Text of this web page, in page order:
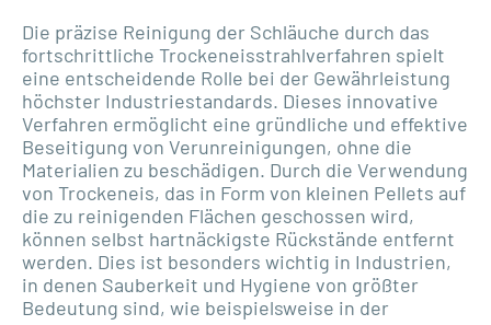
Die präzise Reinigung der Schläuche durch das
fortschrittliche Trockeneisstrahlverfahren spielt
eine entscheidende Rolle bei der Gewährleistung
höchster Industriestandards. Dieses innovative
Verfahren ermöglicht eine gründliche und effektive
Beseitigung von Verunreinigungen, ohne die
Materialien zu beschädigen. Durch die Verwendung
von Trockeneis, das in Form von kleinen Pellets auf
die zu reinigenden Flächen geschossen wird,
können selbst hartnäckigste Rückstände entfernt
werden. Dies ist besonders wichtig in Industrien,
in denen Sauberkeit und Hygiene von größter
Bedeutung sind, wie beispielsweise in der